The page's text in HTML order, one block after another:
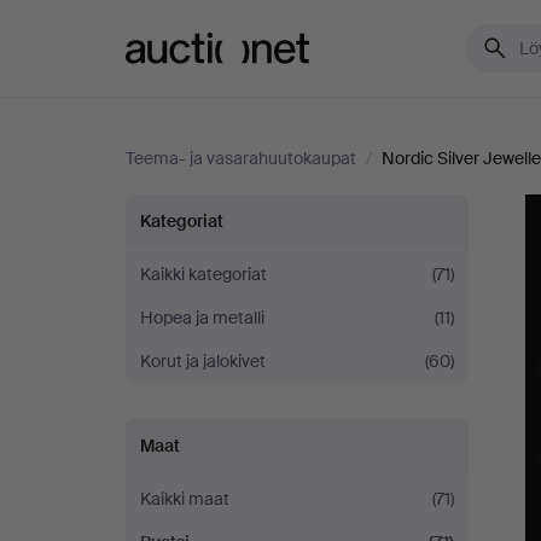
Teema- ja vasarahuutokaupat / Nordic Silver
Nordic
Silver
Jewellery
Kategoriat
Kaikki kategoriat
(71)
Hopea ja metalli
(11)
Korut ja jalokivet
(60)
Maat
Kaikki maat
(71)